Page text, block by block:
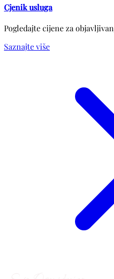
Cjenik usluga
Pogledajte cijene za
Saznajte više